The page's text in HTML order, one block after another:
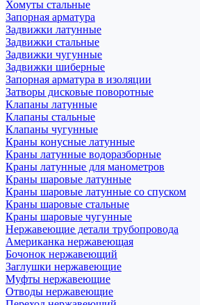
Хомуты стальные
Запорная арматура
Задвижки латунные
Задвижки стальные
Задвижки чугунные
Задвижки шиберные
Запорная арматура в изоляции
Затворы дисковые поворотные
Клапаны латунные
Клапаны стальные
Клапаны чугунные
Краны конусные латунные
Краны латунные водоразборные
Краны латунные для манометров
Краны шаровые латунные
Краны шаровые латунные со спуском
Краны шаровые стальные
Краны шаровые чугунные
Нержавеющие детали трубопровода
Американка нержавеющая
Бочонок нержавеющий
Заглушки нержавеющие
Муфты нержавеющие
Отводы нержавеющие